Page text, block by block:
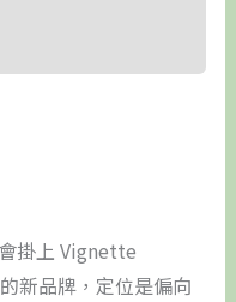
掛上 Vignette
新品牌，定位是偏向